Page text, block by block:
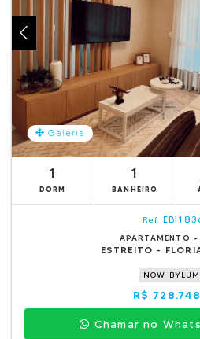
Galeria
1
DORM
1
BANHEIRO
Ref.
APARTAMENTO -
ESTREITO -
NOW
R$
Chamar no